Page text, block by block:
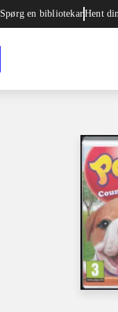
Spørg en bibliotekarHent